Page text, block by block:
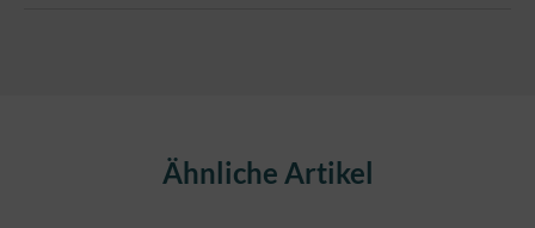
Produktgalerie überspringenÄhnliche Artikel